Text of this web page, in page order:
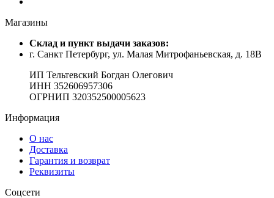
Магазины
Cклад и пункт выдачи заказов:
г. Санкт Петербург, ул. Малая Митрофаньевская, д. 18В
ИП Тельтевский Богдан Олегович
ИНН 352606957306
ОГРНИП 320352500005623
Информация
О нас
Доставка
Гарантия и возврат
Реквизиты
Соцсети